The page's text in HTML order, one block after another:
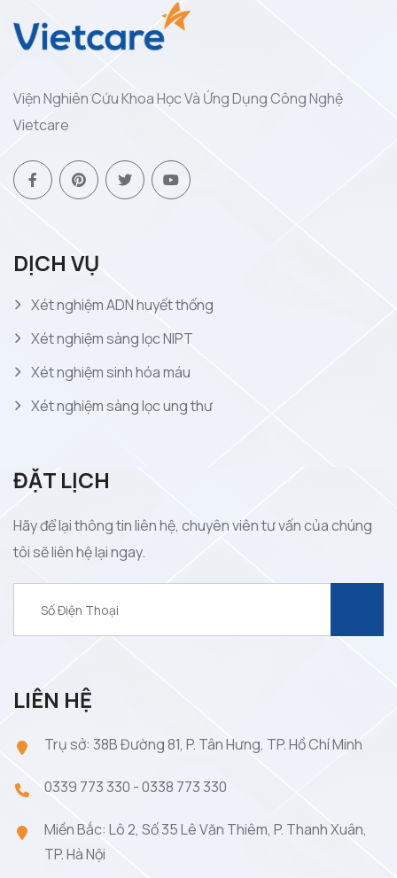
Viện Nghiên Cứu Khoa Học Và Ứng Dụng Công Nghệ
Vietcare
DỊCH VỤ
Xét nghiệm ADN huyết thống
Xét nghiệm sàng lọc NIPT
Xét nghiệm sinh hóa máu
Xét nghiệm sàng lọc ung thư
ĐẶT LỊCH
Hãy để lại thông tin liên hệ, chuyên viên tư vấn của chúng
tôi sẽ liên hệ lại ngay.
LIÊN HỆ
Trụ sở: 38B Đường 81, P. Tân Hưng, TP. Hồ Chí Minh
0339 773 330 -0338 773 330
Miền Bắc: Lô 2, Số 35 Lê Văn Thiêm, P. Thanh Xuân,
TP. Hà Nội